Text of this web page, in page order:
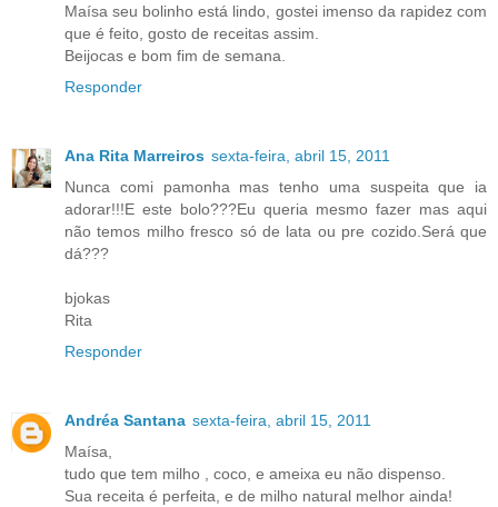
Maísa seu bolinho está lindo, gostei imenso da rapidez com
que é feito, gosto de receitas assim.
Beijocas e bom fim de semana.
Responder
Ana Rita Marreiros sexta-feira, abril 15, 2011
Nunca comi pamonha mas tenho uma suspeita que ia
adorar!!!E este bolo???Eu queria mesmo fazer mas aqui
não temos milho fresco só de lata ou pre cozido.Será que
dá???
bjokas
Rita
Responder
Andréa Santana sexta-feira, abril 15, 2011
Maísa,
tudo que tem milho , coco, e ameixa eu não dispenso.
Sua receita é perfeita, e de milho natural melhor ainda!